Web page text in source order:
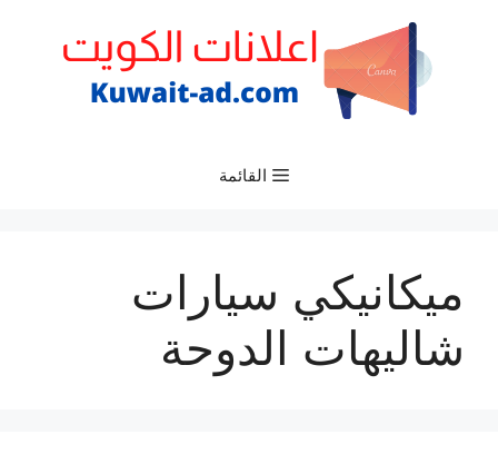
القائمة
ميكانيكي سيارات
شاليهات الدوحة